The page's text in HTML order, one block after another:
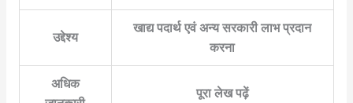
उद्देश्य
खाद्य पदार्थ एवं अन्य सरकारी लाभ प्रदान
करना
अधिक
पूरा लेख पढ़ें